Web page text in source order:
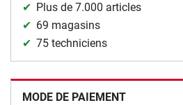
Plus de 7.000 articles
69 magasins
75 techniciens
MODE DE PAIEMENT